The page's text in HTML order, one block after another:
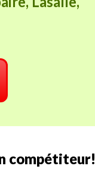
compétiteur!